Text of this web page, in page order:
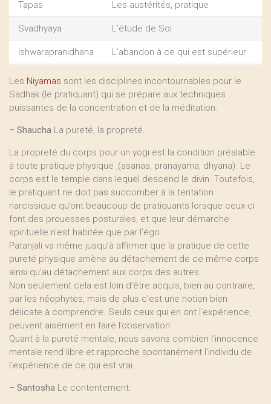
Tapas Les austérités, pratique
Svadhyaya L’étude de Soi
Ishwarapranidhana L’abandon à ce qui est supérieur
Les Niyamas sont les disciplines incontournables pour le
Sadhak (le pratiquant) qui se prépare aux techniques
puissantes de la concentration et de la méditation.
– Shaucha La pureté, la propreté.
La propreté du corps pour un yogi est la condition préalable
à toute pratique physique ,(asanas, pranayama, dhyana). Le
corps est le temple dans lequel descend le divin. Toutefois,
le pratiquant ne doit pas succomber à la tentation
narcissique qu’ont beaucoup de pratiquants lorsque ceux-ci
font des prouesses posturales, et que leur démarche
spirituelle n’est habitée que par l’égo.
Patanjali va même jusqu’à affirmer que la pratique de cette
pureté physique amène au détachement de ce même corps
ainsi qu’au détachement aux corps des autres.
Non seulement cela est loin d’être acquis, bien au contraire,
par les néophytes, mais de plus c’est une notion bien
délicate à comprendre. Seuls ceux qui en ont l’expérience,
peuvent aisément en faire l’observation.
Quant à la pureté mentale, nous savons combien l’innocence
mentale rend libre et rapproche spontanément l’individu de
l’expérience de ce qui est vrai.
– Santosha Le contentement.